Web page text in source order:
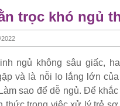
trọc khó ngủ
2022
ngủ không sâu giấc,
và là nỗi lo lắng lớn
sao để dễ ngủ. Để